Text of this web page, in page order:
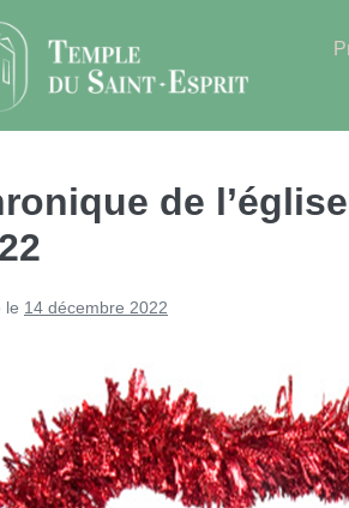
de
le 14 décembre 2022